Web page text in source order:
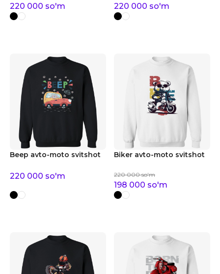
220 000 so'm 220 000 so'm
Beep avto-moto svitshot
220 000 so'm
Biker avto-moto svitshot
220 000 so'm
198 000 so'm